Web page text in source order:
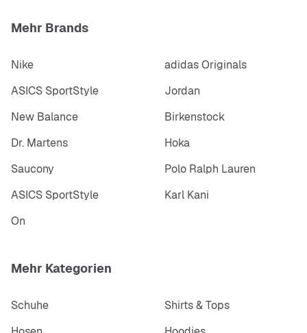
Mehr Brands
Nike
adidas Originals
ASICS SportStyle
Jordan
New Balance
Birkenstock
Dr. Martens
Hoka
Saucony
Polo Ralph Lauren
ASICS SportStyle
Karl Kani
On
Mehr Kategorien
Schuhe
Shirts & Tops